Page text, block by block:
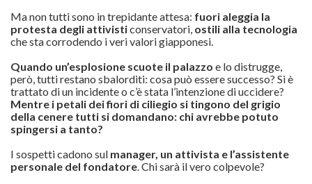
Ma non tutti sono in trepidante attesa: fuori aleggia la
protesta degli attivisticonservatori, ostili alla tecnologia
che sta corrodendo i veri valori giapponesi.
Quando un’esplosione scuote il palazzo e lo distrugge,
però, tutti restano sbalorditi: cosa può essere successo? Si è
trattato di un incidente o c’è stata l’intenzione di uccidere?
Mentre i petali dei fiori di ciliegio si tingono del grigio
della cenere tutti si domandano: chi avrebbe potuto
spingersi a tanto?
I sospetti cadono sul manager, un attivista e l’assistente
personale del fondatore. Chi sarà il vero colpevole?